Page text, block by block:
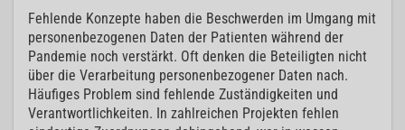
Fehlende Konzepte haben die Beschwerden im Umgang mit
personenbezogenen Daten der Patienten während der
Pandemie noch verstärkt. Oft denken die Beteiligten nicht
über die Verarbeitung personenbezogener Daten nach.
Häufiges Problem sind fehlende Zuständigkeiten und
Verantwortlichkeiten. In zahlreichen Projekten fehlen